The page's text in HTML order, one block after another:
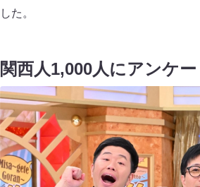
した。
関西人1,000人にアンケー